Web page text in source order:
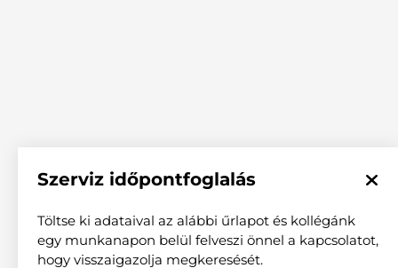
KAPCSOLAT
Elérhetőség
Szerviz időpontfoglalás
Töltse ki adataival az alábbi űrlapot és kollégánk
egy munkanapon belül felveszi önnel a kapcsolatot,
hogy visszaigazolja megkeresését.